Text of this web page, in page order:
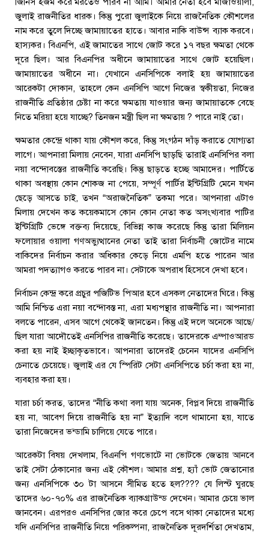
জুলাই রাজনীতির ধারক। কিন্তু পুরো জুলাইকে নিয়ে রাজনৈতিক কৌশলের
নাম করে তুলে দিচ্ছে জামায়াতের হাতে। আবার নাকি বাউন্স ব্যাক করবে।
হাস্যকর। বিএনপি, এই জামাতের সাথে জোট করে ১৭ বছর ক্ষমতা থেকে
দূরে ছিল। আর বিএনপির অধীনে জামায়াতের সাথে জোট হয়েছিল।
জামায়াতের অধীনে না। যেখানে এনসিপিকে বলাই হয় জামায়াতের
আরেকটা দোকান, তাহলে কেন এনসিপি আগে নিজের স্বকীয়তা, নিজের
রাজনীতি প্রতিষ্ঠার চেষ্টা না করে ক্ষমতায় যাওয়ার জন্য জামায়াতকে বেছে
নিতে মরিয়া হয়ে যাচ্ছে? তিনজন মন্ত্রী ছিল না ক্ষমতায় ? পারে নাই তো।
ক্ষমতার কেন্দ্রে থাকা যায় কৌশল করে, কিন্তু সংগঠন দাঁড় করাতে যোগ্যতা
লাগে। আপনারা মিলায় নেবেন, যারা এনসিপি ছাড়ছি তারাই এনসিপির বলা
নয়া বন্দোবস্তের রাজনীতি করেছি। কিন্তু ছাড়তে হচ্ছে আমাদের। পার্টিতে
থাকা অবস্থায় কোন শোকজ না পেয়ে, সম্পূর্ণ পার্টির ইন্টিগ্রিটি মেনে যখন
ছেড়ে আসতে চাই, তখন “অরাজনৈতিক” তকমা পরে। আপনারা এটাও
মিলায় দেখেন কত কয়েকমাসে কোন কোন নেতা কত অসংখ্যবার পাটির
ইন্টিগ্রিটি ভেঙ্গে বক্তব্য দিয়েছে, বিভিন্ন কাজ করেছে কিন্তু তারা মিলিয়ন
ফলোয়ার ওয়ালা গণঅভ্যুত্থানের নেতা তাই তারা নির্বাচনী জোটের নামে
বাকিদের নির্বাচন করার অধিকার কেড়ে নিয়ে এমপি হতে পারেন আর
আমরা পদত্যাগও করতে পারব না। সেটাকে অপরাধ হিসেবে দেখা হবে।
নির্বাচন কেন্দ্র করে প্রচুর পজিটিভ পিআর হবে এসকল নেতাদের ঘিরে। কিন্তু
আমি নিশ্চিত এরা নয়া বন্দোবস্ত না, এরা মধ্যপন্থার রাজনীতি না। আপনারা
বলতে পারেন, এসব আগে থেকেই জানতেন। কিন্তু এই দলে অনেকে আছে/
ছিল যারা আদৌতেই এনসিপির রাজনীতি করেছে। তাদেরকে এম্পাওআরড
করা হয় নাই ইচ্ছাকৃতভাবে। আপনারা তাদেরই চেনেন যাদের এনসিপি
চেনাতে চেয়েছে। জুলাই এর যে স্পিরিট সেটা এনসিপিতে চর্চা করা হয় না,
ব্যবহার করা হয়।
যারা চর্চা করত, তাদের “নীতি কথা বলা যায় অনেক, বিপ্লব দিয়ে রাজনীতি
হয় না, আবেগ দিয়ে রাজনীতি হয় না” ইত্যাদি বলে থামানো হয়, যাতে
তারা নিজেদের ভন্ডামি চালিয়ে যেতে পারে।
আরেকটা বিষয় দেখলাম, বিএনপি গণভোটে না ভোটকে জেতায় আনবে
তাই সেটা ঠেকানোর জন্য এই কৌশল। আমার প্রশ্ন, হ্যাঁ ভোট জেতানোর
জন্য এনসিপিকে ৩০ টা আসনে সীমিত হতে হল???? যে লিস্ট ঘুরছে
তাদের ৬০-৭০% এর রাজনৈতিক ব্যাকগ্রাউন্ড দেখেন। আমার চেয়ে ভাল
জানবেন। এরপরও এনসিপির জোর করে চেপে বসে থাকা নেতাদের মধ্যে
যদি এনসিপির রাজনীতি নিয়ে পরিকল্পনা, রাজনৈতিক দূরদর্শিতা দেখতাম,